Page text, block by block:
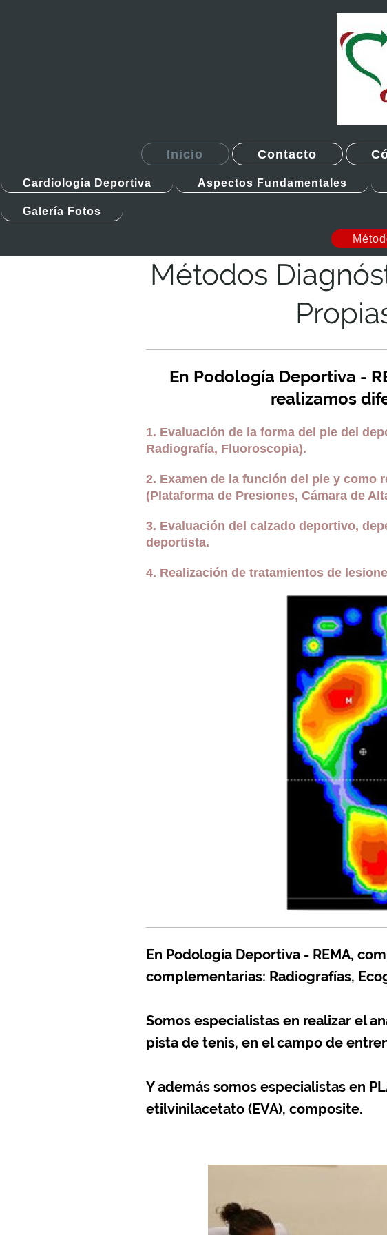
Inicio Contacto
Cardiologia Deportiva Aspectos Fundamentales
Galería Fotos
Métodos
En Podología Deportiva -
realizamos
1. Evaluación de la forma del pie del
Radiografía, Fluoroscopia).
2. Examen de la función del pie y como
(Plataforma de Presiones, Cámara de
3. Evaluación del calzado deportivo,
deportista.
4. Realización de tratamientos de
En Podología Deportiva - REMA,
complementarias: Radiografías,
Somos especialistas en realizar el
pista de tenis, en el campo de
Y además somos especialistas en
etilvinilacetato (EVA), composite.